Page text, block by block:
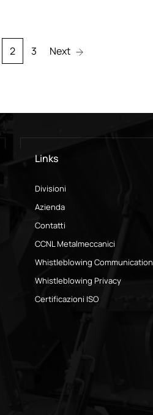
2 3 Next
Links
Divisioni
Azienda
Contatti
CCNL Metalmeccanici
Whistleblowing Communication
Whistleblowing Privacy
Certificazioni ISO